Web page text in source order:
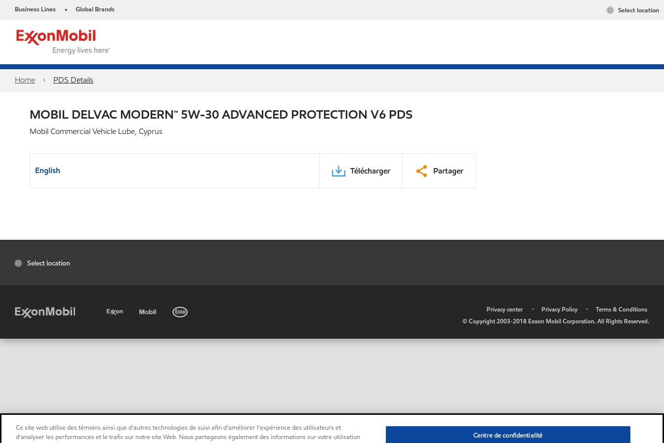
Business Lines • Global Brands Select location
Home PDS Details
MOBIL DELVAC MODERN™ 5W-30 ADVANCED PROTECTION V6 PDS
Mobil Commercial Vehicle Lube, Cyprus
English Télécharger Partager
Select location
Privacy center • Privacy Policy •
Terms & Conditions
© Copyright 2003-2018 Exxon Mobil Corporation. All Rights Reserved.
Ce site web utilise des témoins ainsi que d'autres technologies de suivi afin d'améliorer l'expérience des utilisateurs et
d'analyser les performances et le trafic sur notre site Web. Nous partageons également des informations sur votre utilisation
Centre de confidentialité